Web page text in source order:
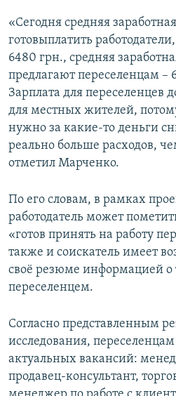
«Сегодня средняя
готовыплатить
6480 грн., средняя
предлагают переселенцам –
Зарплата для
для местных жителей,
нужно за какие-то деньги
реально больше расходов,
отметил Марченко.
По его словам, в рамках
работодатель может
«готов принять на работу
также и соискатель имеет
своё резюме информацией о
переселенцем.
Согласно представленным
исследования,
актуальных вакансий:
продавец-консультант,